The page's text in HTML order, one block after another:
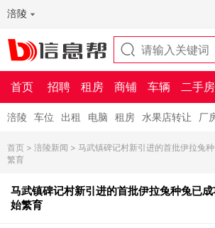
涪陵
首页 招聘 租房 商铺 车辆 二手房
涪陵 车位 出租 电脑 租房 水果店转让 厂
首页 > 涪陵新闻 > 马武镇碑记村新引进的首批伊拉兔
繁育
马武镇碑记村新引进的首批伊拉兔种兔已
始繁育